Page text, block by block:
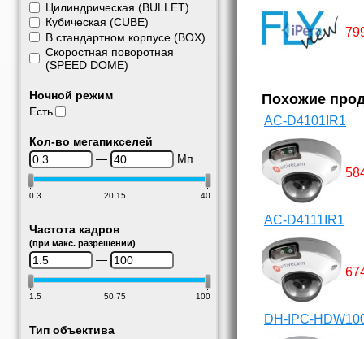
Цилиндрическая (BULLET)
Кубическая (CUBE)
В стандартном корпусе (BOX)
Скоростная поворотная
(SPEED DOME)
Ночной режим
Есть
Кол-во мегапикселей
—
Мп
0.3 20.15 40
Частота кадров
(при макс. разрешении)
—
1.5 50.75 100
Тип объектива
Похожие
AC-D4101IR1
AC-D4111IR1
DH-IPC-